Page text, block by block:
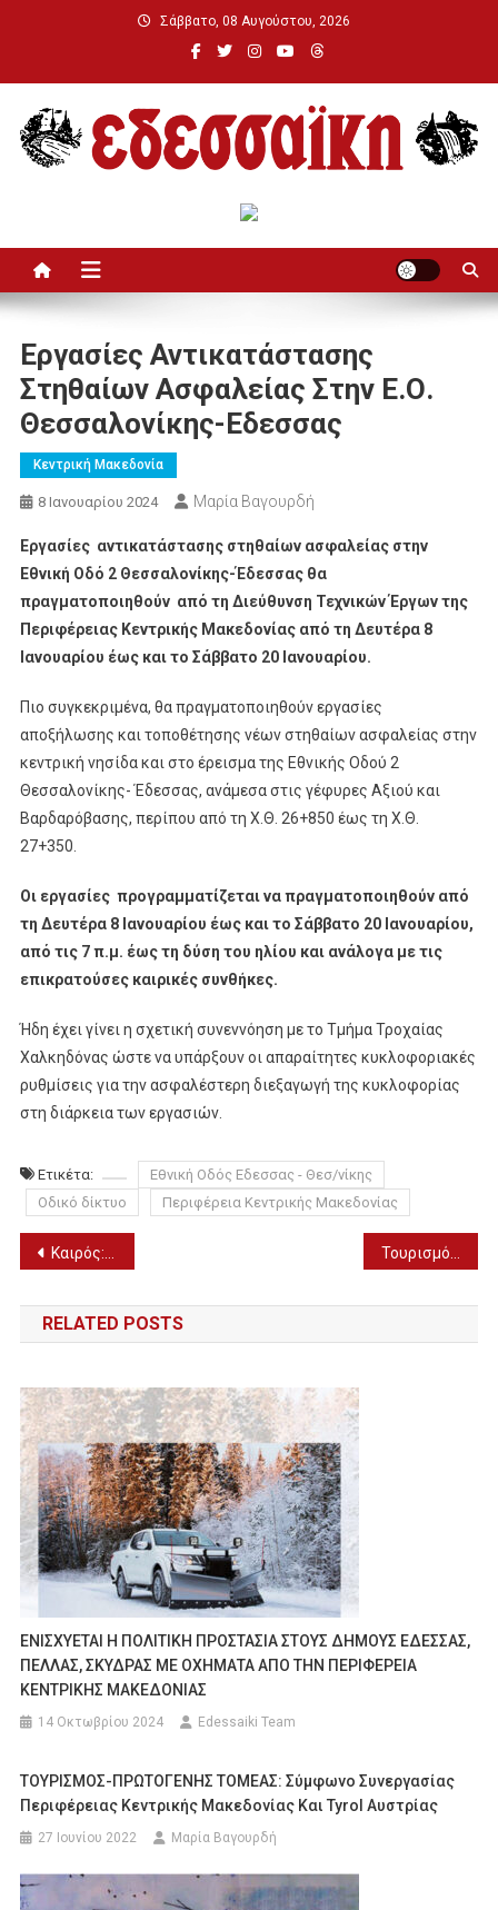
Σάββατο, 08 Αυγούστου, 2026
Εργασίες Αντικατάστασης
Στηθαίων Ασφαλείας Στην Ε.Ο.
Θεσσαλονίκης-Εδεσσας
Κεντρική Μακεδονία
8 Ιανουαρίου 2024 Μαρία Βαγουρδή
Εργασίες αντικατάστασης στηθαίων ασφαλείας στην
Εθνική Οδό 2 Θεσσαλονίκης-Έδεσσας θα
πραγματοποιηθούν από τη Διεύθυνση Τεχνικών Έργων της
Περιφέρειας Κεντρικής Μακεδονίας από τη Δευτέρα 8
Ιανουαρίου έως και το Σάββατο 20 Ιανουαρίου.
Πιο συγκεκριμένα, θα πραγματοποιηθούν εργασίες
αποξήλωσης και τοποθέτησης νέων στηθαίων ασφαλείας στην
κεντρική νησίδα και στο έρεισμα της Εθνικής Οδού 2
Θεσσαλονίκης- Έδεσσας, ανάμεσα στις γέφυρες Αξιού και
Βαρδαρόβασης, περίπου από τη Χ.Θ. 26+850 έως τη Χ.Θ.
27+350.
Οι εργασίες προγραμματίζεται να πραγματοποιηθούν από
τη Δευτέρα 8 Ιανουαρίου έως και το Σάββατο 20 Ιανουαρίου,
από τις 7 π.μ. έως τη δύση του ηλίου και ανάλογα με τις
επικρατούσες καιρικές συνθήκες.
Ήδη έχει γίνει η σχετική συνεννόηση με το Τμήμα Τροχαίας
Χαλκηδόνας ώστε να υπάρξουν οι απαραίτητες κυκλοφοριακές
ρυθμίσεις για την ασφαλέστερη διεξαγωγή της κυκλοφορίας
στη διάρκεια των εργασιών.
Ετικέτα:
Εθνική Οδός Εδεσσας - Θεσ/νίκης
Οδικό δίκτυο
Περιφέρεια Κεντρικής Μακεδονίας
Πλοήγηση
άρθρων
Καιρός: Βροχές και καταιγίδες – Κύμα ψύχους προ των πυλών (8/1)
RELATED POSTS
ΕΝΙΣΧΥΕΤΑΙ Η ΠΟΛΙΤΙΚΗ ΠΡΟΣΤΑΣΙΑ ΣΤΟΥΣ ΔΗΜΟΥΣ ΕΔΕΣΣΑΣ,
ΠΕΛΛΑΣ, ΣΚΥΔΡΑΣ ΜΕ ΟΧΗΜΑΤΑ ΑΠΟ ΤΗΝ ΠΕΡΙΦΕΡΕΙΑ
ΚΕΝΤΡΙΚΗΣ ΜΑΚΕΔΟΝΙΑΣ
14 Οκτωβρίου 2024 Edessaiki Team
ΤΟΥΡΙΣΜΟΣ-ΠΡΩΤΟΓΕΝΗΣ ΤΟΜΕΑΣ: Σύμφωνο Συνεργασίας
Περιφέρειας Κεντρικής Μακεδονίας Και Tyrol Αυστρίας
27 Ιουνίου 2022 Μαρία Βαγουρδή